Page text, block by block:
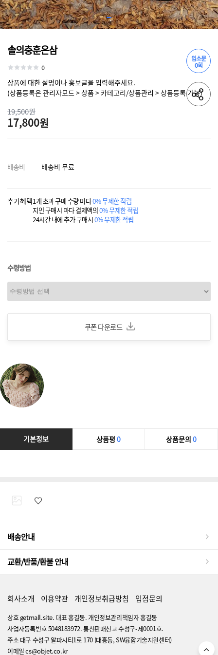
입소문
0회
솔의충훈온삼
0
상품에 대한 설명이나 홍보글을 입력해주세요.
(상품등록은 관리자모드 > 상품 > 카테고리/상품관리 > 상품등록 가능)
19,500원
17,800원
배송비 배송비 무료
추가혜택1개 초과 구매 수량 마다0% 무제한 적립
지인 구매시 마다 결제액의0% 무제한 적립
24시간 내에 추가 구매시0% 무제한 적립
수령방법
쿠폰 다운로드
기본정보 상품평 0 상품문의 0
배송안내
교환/반품/환불 안내
회사소개 이용약관 개인정보취급방침 입점문의
상호 getmall.site. 대표 홍길동. 개인정보관리책임자 홍길동
사업자등록번호 5048183972. 통신판매신고 수성구-제0001호.
주소 대구 수성구 알파시티1로 170 (대흥동, SW융합기술지원센터)
이메일 cs@objet.co.kr